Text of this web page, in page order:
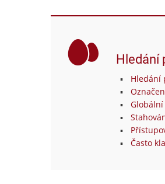
Hledání
Hledání
Často